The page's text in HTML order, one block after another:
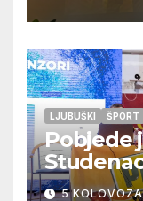
LJUBUŠKI ŠPORT
Pobjede
5